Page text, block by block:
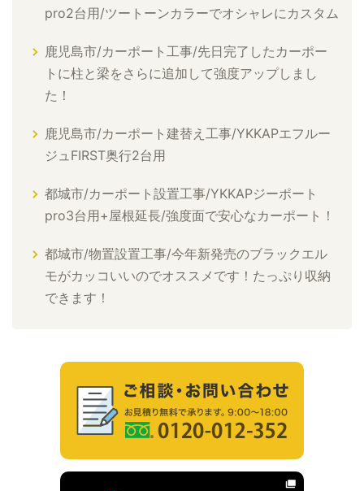
pro2台用/ツートーンカラーでオシャレにカスタム
鹿児島市/カーポート工事/先日完了したカーポー
トに柱と梁をさらに追加して強度アップしまし
た！
鹿児島市/カーポート建替え工事/YKKAPエフルー
ジュFIRST奥行2台用
都城市/カーポート設置工事/YKKAPジーポート
pro3台用+屋根延長/強度面で安心なカーポート！
都城市/物置設置工事/今年新発売のブラックエル
モがカッコいいのでオススメです！たっぷり収納
できます！